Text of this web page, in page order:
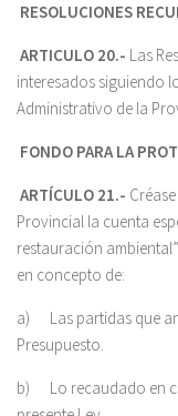
RESOLUCIONES
ARTICULO 20.- Las
interesados siguiendo
Administrativo de la
FONDO PARA LA
ARTÍCULO 21.-
Provincial la cuenta
restauración
en concepto de:
a) Las partidas que
Presupuesto.
b) Lo recaudado en